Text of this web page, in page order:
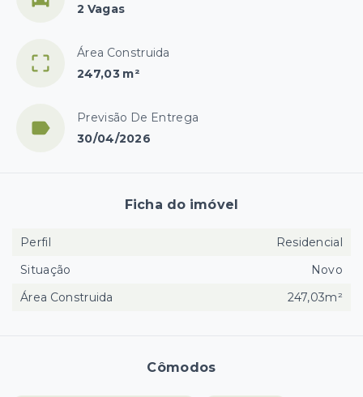
2 Vagas
Área Construida
247,03 m²
Previsão De Entrega
30/04/2026
Cômodos
Ficha do imóvel
Perfil
Residencial
Situação
Novo
Área Construida
247,03m²